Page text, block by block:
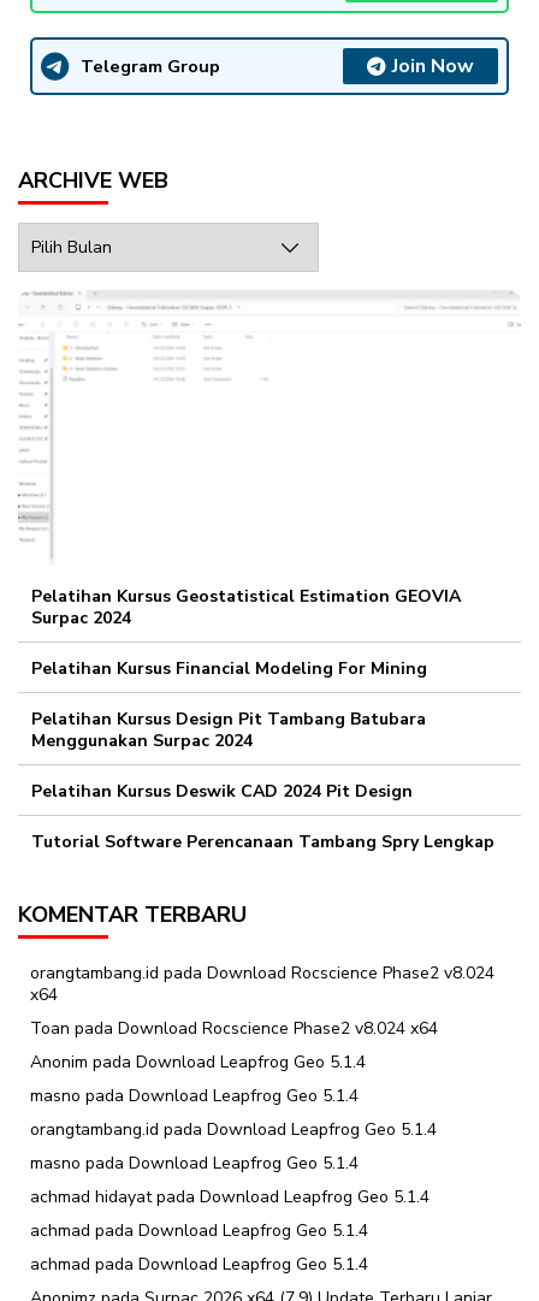
Telegram Group Join Now
ARCHIVE WEB
Web
Pelatihan Kursus Geostatistical Estimation GEOVIA
Surpac 2024
Pelatihan Kursus Financial Modeling For Mining
Pelatihan Kursus Design Pit Tambang Batubara
Menggunakan Surpac 2024
Pelatihan Kursus Deswik CAD 2024 Pit Design
Tutorial Software Perencanaan Tambang Spry Lengkap
KOMENTAR TERBARU
orangtambang.id pada Download Rocscience Phase2 v8.024
x64
Toan pada Download Rocscience Phase2 v8.024 x64
Anonim pada Download Leapfrog Geo 5.1.4
masno pada Download Leapfrog Geo 5.1.4
orangtambang.id pada Download Leapfrog Geo 5.1.4
masno pada Download Leapfrog Geo 5.1.4
achmad hidayatpada Download Leapfrog Geo 5.1.4
achmad pada Download Leapfrog Geo 5.1.4
achmad pada Download Leapfrog Geo 5.1.4